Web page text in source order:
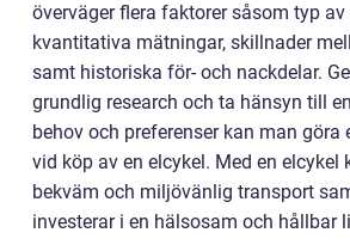
överväger flera faktorer såsom typ av
kvantitativa mätningar, skillnader
samt historiska för- och nackdelar.
grundlig research och ta hänsyn till
behov och preferenser kan man göra
vid köp av en elcykel. Med en elcykel
bekväm och miljövänlig transport
investerar i en hälsosam och hållbar